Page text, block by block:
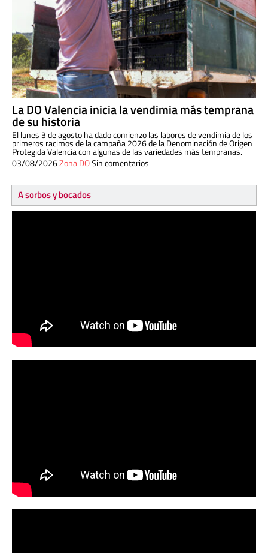
La DO Valencia inicia la vendimia más temprana
de su historia
El lunes 3 de agosto ha dado comienzo las labores de vendimia de los
primeros racimos de la campaña 2026 de la Denominación de Origen
Protegida Valencia con algunas de las variedades más tempranas.
03/08/2026Zona DOSin comentarios
A sorbos y bocados